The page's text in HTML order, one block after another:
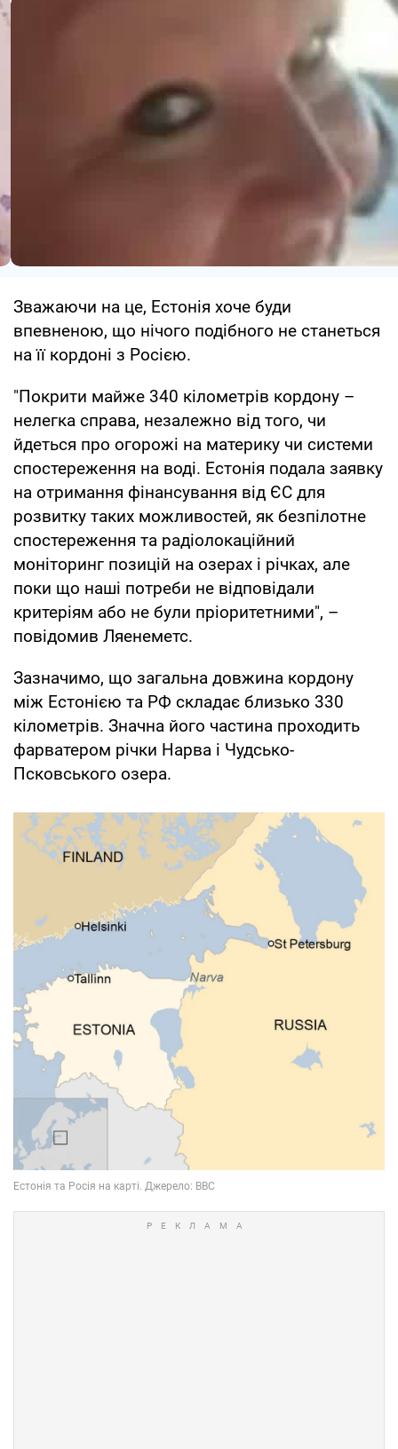
Зважаючи на це, Естонія хоче буди
впевненою, що нічого подібного не станеться
на її кордоні з Росією.
"Покрити майже 340 кілометрів кордону –
нелегка справа, незалежно від того, чи
йдеться про огорожі на материку чи системи
спостереження на воді. Естонія подала заявку
на отримання фінансування від ЄС для
розвитку таких можливостей, як безпілотне
спостереження та радіолокаційний
моніторинг позицій на озерах і річках, але
поки що наші потреби не відповідали
критеріям або не були пріоритетними", –
повідомив Ляенеметс.
Зазначимо, що загальна довжина кордону
між Естонією та РФ складає близько 330
кілометрів. Значна його частина проходить
фарватером річки Нарва і Чудсько-
Псковського озера.